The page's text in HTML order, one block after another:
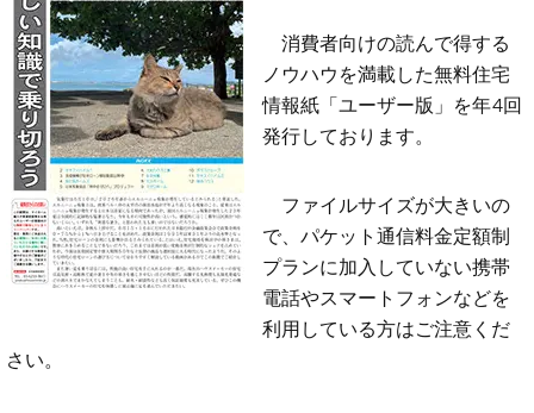
消費者向けの読んで得する
ノウハウを満載した無料住宅
情報紙「ユーザー版」を年4回
発行しております。
ファイルサイズが大きいの
で、パケット通信料金定額制
プランに加入していない携帯
電話やスマートフォンなどを
利用している方はご注意くだ
さい。